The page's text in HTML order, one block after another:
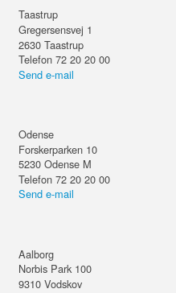
Taastrup
Gregersensvej 1
2630 Taastrup
Telefon 72 20 20 00
Send e-mail
Odense
Forskerparken 10
5230 Odense M
Telefon 72 20 20 00
Send e-mail
Aalborg
Norbis Park 100
9310 Vodskov